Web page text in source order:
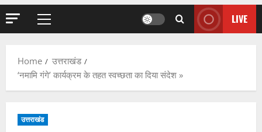
Primary
LIVE
Home
उत्तराखंड
‘नमामि गंगे’ कार्यक्रम के तहत स्वच्छता का दिया संदेश »
उत्तराखंड